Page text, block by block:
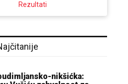
Rezultati
nikšićka: